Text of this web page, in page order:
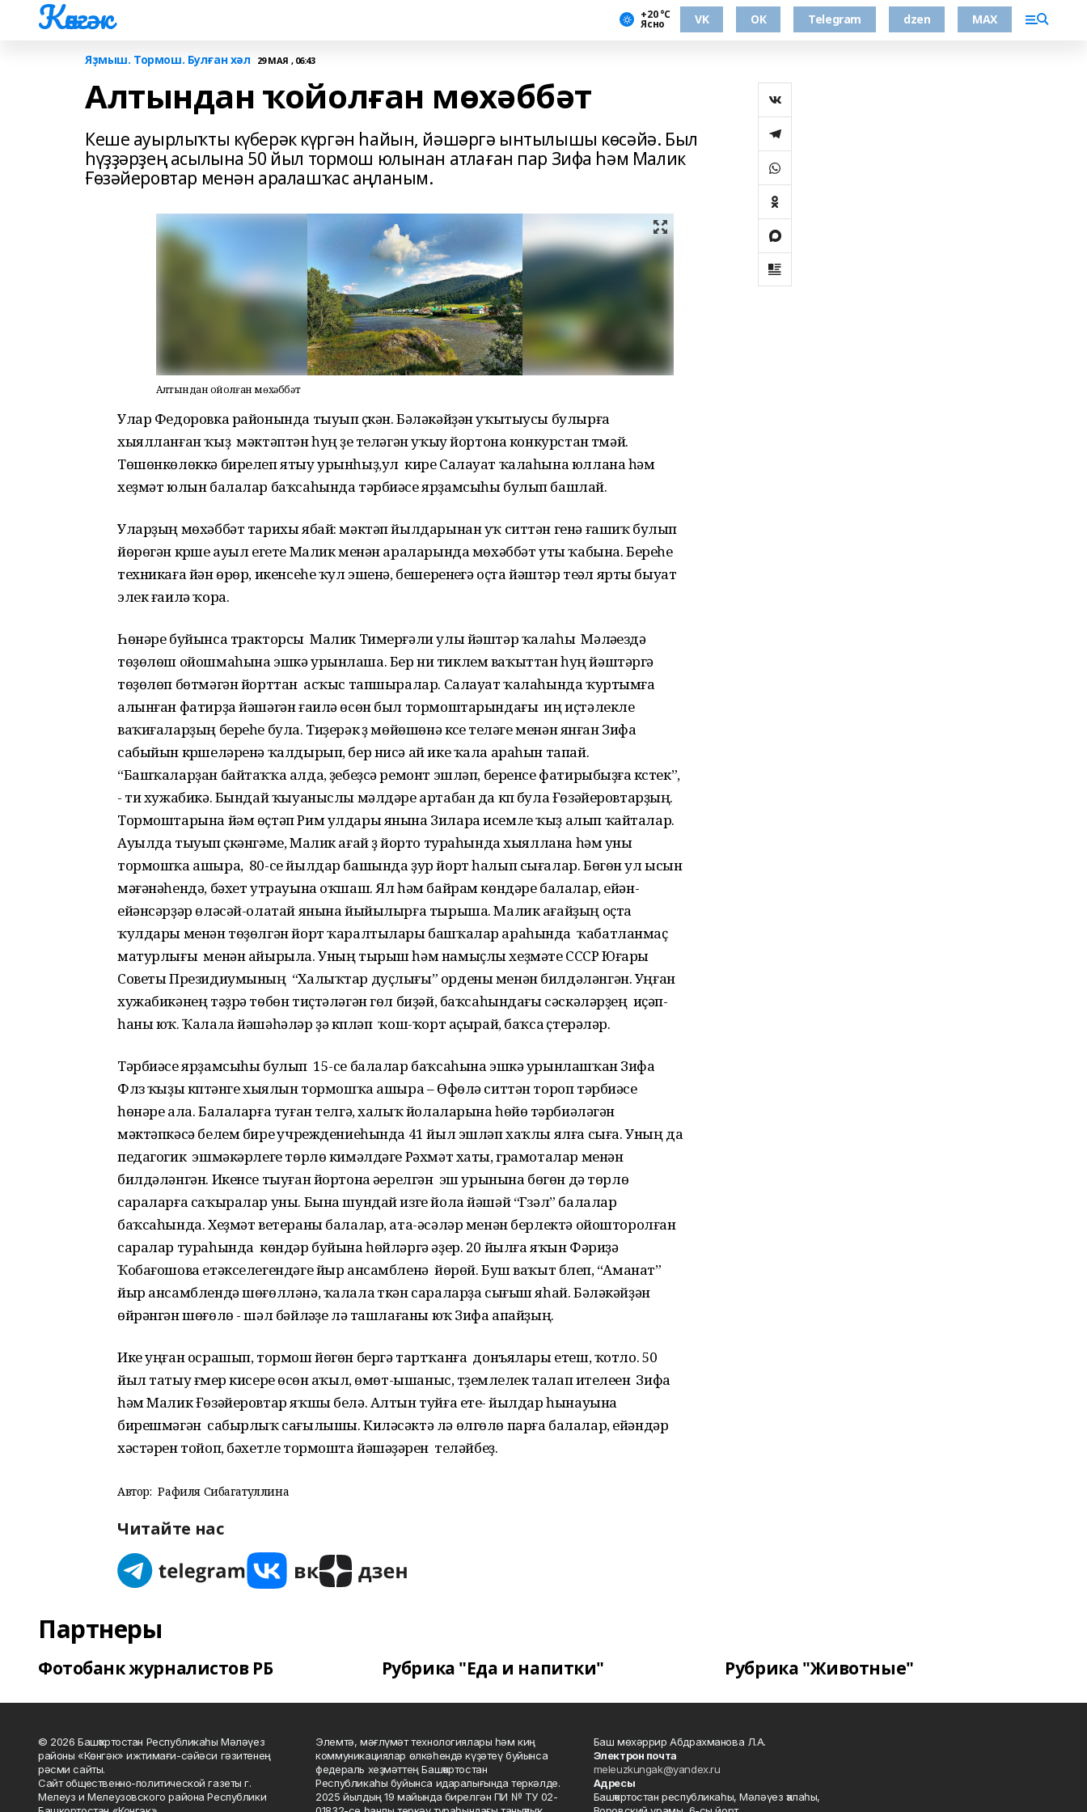
Көнгәк +20 °С
Ясно VK ОК Telegram dzen MAX
Яҙмыш. Тормош. Булған хәл 29 МАЯ , 06:43
Алтындан ҡойолған мөхәббәт
Кеше ауырлыҡты күберәк күргән һайын, йәшәргә ынтылышы көсәйә. Был
һүҙҙәрҙең асылына 50 йыл тормош юлынан атлаған пар Зифа һәм Малик
Ғөзәйеровтар менән аралашҡас аңланым.
Алтындан ҡойолған мөхәббәт
Улар Федоровка районында тыуып үҫкән. Бәләкәйҙән уҡытыусы булырға
хыялланған ҡыҙ мәктәптән һуң үҙе теләгән уҡыу йортона конкурстан үтмәй.
Төшөнкөлөккә бирелеп ятыу урынһыҙ,ул кире Салауат ҡалаһына юллана һәм
хеҙмәт юлын балалар баҡсаһында тәрбиәсе ярҙамсыһы булып башлай.
Уларҙың мөхәббәт тарихы ябай: мәктәп йылдарынан уҡ ситтән генә ғашиҡ булып
йөрөгән күрше ауыл егете Малик менән араларында мөхәббәт уты ҡабына. Береһе
техникаға йән өрөр, икенсеһе ҡул эшенә, бешеренеүгә оҫта йәштәр теүәл ярты быуат
элек ғаилә ҡора.
Һөнәре буйынса тракторсы Малик Тимерғәли улы йәштәр ҡалаһы Мәләүездә
төҙөлөш ойошмаһына эшкә урынлаша. Бер ни тиклем ваҡыттан һуң йәштәргә
төҙөлөп бөтмәгән йорттан асҡыс тапшыралар. Салауат ҡалаһында ҡуртымға
алынған фатирҙа йәшәгән ғаилә өсөн был тормоштарындағы иң иҫтәлекле
ваҡиғаларҙың береһе була. Тиҙерәк үҙ мөйөшөнә күсеү теләге менән янған Зифа
сабыйын күршеләренә ҡалдырып, бер нисә ай ике ҡала араһын тапай.
“Башҡаларҙан байтаҡҡа алда, үҙебеҙсә ремонт эшләп, беренсе фатирыбыҙға күстек”,
- ти хужабикә. Бындай ҡыуаныслы мәлдәре артабан да күп була Ғөзәйеровтарҙың.
Тормоштарына йәм өҫтәп Рим улдары янына Зилара исемле ҡыҙ алып ҡайталар.
Ауылда тыуып үҫкәнгәме, Малик ағай үҙ йорто тураһында хыяллана һәм уны
тормошҡа ашыра, 80-се йылдар башында ҙур йорт һалып сығалар. Бөгөн ул ысын
мәғәнәһендә, бәхет утрауына оҡшаш. Ял һәм байрам көндәре балалар, ейән-
ейәнсәрҙәр өләсәй-олатай янына йыйылырға тырыша. Малик ағайҙың оҫта
ҡулдары менән төҙөлгән йорт ҡаралтылары башҡалар араһында ҡабатланмаҫ
матурлығы менән айырыла. Уның тырыш һәм намыҫлы хеҙмәте СССР Юғары
Советы Президиумының “Халыҡтар дуҫлығы” ордены менән билдәләнгән. Уңған
хужабикәнең тәҙрә төбөн тиҫтәләгән гөл биҙәй, баҡсаһындағы сәскәләрҙең иҫәп-
һаны юҡ. Ҡалала йәшәһәләр ҙә күпләп ҡош-ҡорт аҫырай, баҡса үҫтерәләр.
Тәрбиәсе ярҙамсыһы булып 15-се балалар баҡсаһына эшкә урынлашҡан Зифа
Флүз ҡыҙы күптәнге хыялын тормошҡа ашыра – Өфөлә ситтән тороп тәрбиәсе
һөнәре ала. Балаларға туған телгә, халыҡ йолаларына һөйөү тәрбиәләгән
мәктәпкәсә белем биреү учреждениеһында 41 йыл эшләп хаҡлы ялға сыға. Уның да
педагогик эшмәкәрлеге төрлө кимәлдәге Рәхмәт хаты, грамоталар менән
билдәләнгән. Икенсе тыуған йортона әүерелгән эш урынына бөгөн дә төрлө
сараларға саҡыралар уны. Бына шундай изге йола йәшәй “Гүзәл” балалар
баҡсаһында. Хеҙмәт ветераны балалар, ата-әсәләр менән берлектә ойошторолған
саралар тураһында көндәр буйына һөйләргә әҙер. 20 йылға яҡын Фәриҙә
Ҡобағошова етәкселегендәге йыр ансамбленә йөрөй. Буш ваҡыт бүлеп, “Аманат”
йыр ансамблендә шөғөлләнә, ҡалала үткән сараларҙа сығыш яһай. Бәләкәйҙән
өйрәнгән шөғөлө - шәл бәйләүҙе лә ташлағаны юҡ Зифа апайҙың.
Ике уңған осрашып, тормош йөгөн бергә тартҡанға донъялары етеш, ҡотло. 50
йыл татыу ғүмер кисереү өсөн аҡыл, өмөт-ышаныс, түҙемлелек талап ителеүен Зифа
һәм Малик Ғөзәйеровтар яҡшы белә. Алтын туйға етеү- йылдар һынауына
бирешмәгән сабырлыҡ сағылышы. Киләсәктә лә өлгөлө парға балалар, ейәндәр
хәстәрен тойоп, бәхетле тормошта йәшәүҙәрен теләйбеҙ.
Автор: Рафиля Сибагатуллина
Читайте нас
Партнеры
Фотобанк журналистов РБ Рубрика "Еда и напитки" Рубрика "Животные"
© 2026 Башҡортостан Республикаһы Мәләүез
районы «Көнгәк» ижтимағи-сәйәси гәзитенең
рәсми сайты.
Сайт общественно-политической газеты г.
Мелеуз и Мелеузовского района Республики
Элемтә, мәғлүмәт технологиялары һәм киң
коммуникациялар өлкәһендә күҙәтеү буйынса
федераль хеҙмәттең Башҡортостан
Республикаһы буйынса идаралығында теркәлде.
2025 йылдың 19 майында бирелгән ПИ № ТУ 02-
Баш мөхәррир Абдрахманова Л.А.
Электрон почта
meleuzkungak@yandex.ru
Адресы
Башҡортостан республикаһы, Мәләүез ҡалаһы,